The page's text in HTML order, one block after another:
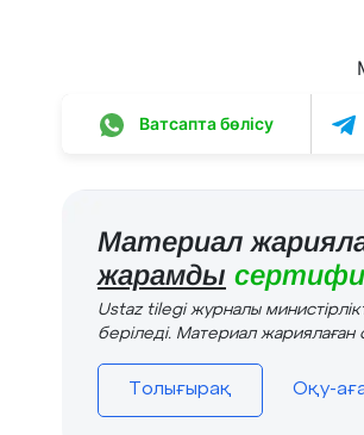
Ватсапта бөлісу
Материал
жарамды
Ustaz tilegi журналы
беріледі. Материал жариялаған
Толығырақ Оқу-